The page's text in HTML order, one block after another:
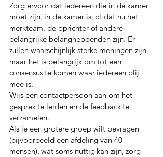
Zorg ervoor dat iedereen die in de kamer
moet zijn, in de kamer is, of dat nu het
merkteam, de oprichter of andere
belangrijke belanghebbenden zijn. Er
zullen waarschijnlijk sterke meningen zijn,
maar het is belangrijk om tot een
consensus te komen waar iedereen blij
mee is.
Wijs een contactpersoon aan om het
gesprek te leiden en de feedback te
verzamelen.
Als je een grotere groep wilt bevragen
(bijvoorbeeld een afdeling van 40
mensen), wat soms nuttig kan zijn, zorg